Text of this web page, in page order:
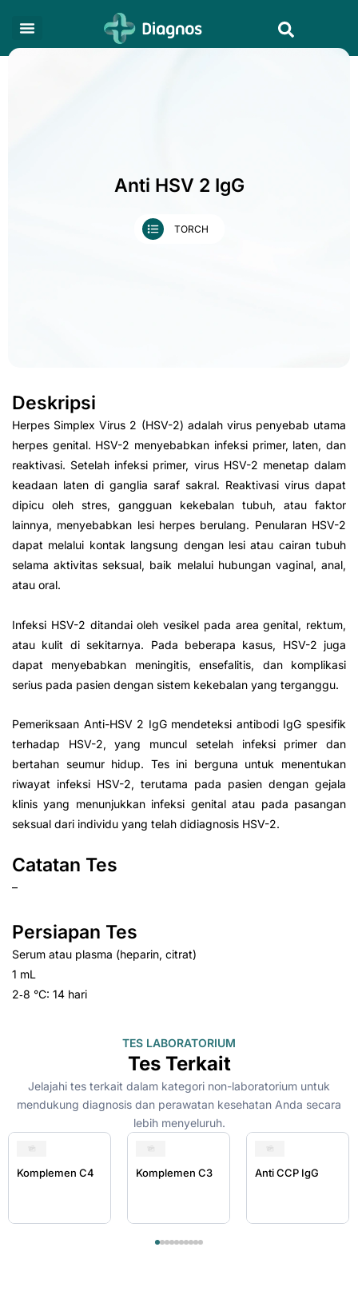
content
Anti HSV 2 IgG
TORCH
Deskripsi
Herpes Simplex Virus 2 (HSV-2) adalah virus penyebab utama
herpes genital. HSV-2 menyebabkan infeksi primer, laten, dan
reaktivasi. Setelah infeksi primer, virus HSV-2 menetap dalam
keadaan laten di ganglia saraf sakral. Reaktivasi virus dapat
dipicu oleh stres, gangguan kekebalan tubuh, atau faktor
lainnya, menyebabkan lesi herpes berulang. Penularan HSV-2
dapat melalui kontak langsung dengan lesi atau cairan tubuh
selama aktivitas seksual, baik melalui hubungan vaginal, anal,
atau oral.
Infeksi HSV-2 ditandai oleh vesikel pada area genital, rektum,
atau kulit di sekitarnya. Pada beberapa kasus, HSV-2 juga
dapat menyebabkan meningitis, ensefalitis, dan komplikasi
serius pada pasien dengan sistem kekebalan yang terganggu.
Pemeriksaan Anti-HSV 2 IgG mendeteksi antibodi IgG spesifik
terhadap HSV-2, yang muncul setelah infeksi primer dan
bertahan seumur hidup. Tes ini berguna untuk menentukan
riwayat infeksi HSV-2, terutama pada pasien dengan gejala
klinis yang menunjukkan infeksi genital atau pada pasangan
seksual dari individu yang telah didiagnosis HSV-2.
Catatan Tes
–
Persiapan Tes
Serum atau plasma (heparin, citrat)
1 mL
2‑8 °C: 14 hari
TES LABORATORIUM
Tes Terkait
Jelajahi tes terkait dalam kategori non-laboratorium untuk
mendukung diagnosis dan perawatan kesehatan Anda secara
lebih menyeluruh.
Komplemen C4 Komplemen C3 Anti CCP IgG